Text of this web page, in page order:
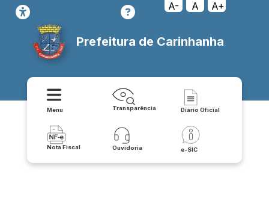
A- A A+
Prefeitura de Carinhanha
Menu Transparência Diário Oficial
Nota Fiscal Ouvidoria e-SIC